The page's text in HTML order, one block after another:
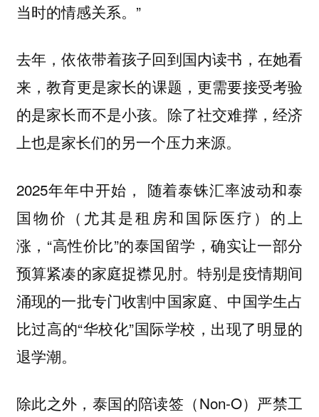
当时的情感关系。”
去年，依依带着孩子回到国内读书，在她看
来，教育更是家长的课题，更需要接受考验
的是家长而不是小孩。除了社交难撑，经济
上也是家长们的另一个压力来源。
2025年年中开始， 随着泰铢汇率波动和泰
国物价（尤其是租房和国际医疗）的上
涨，“高性价比”的泰国留学，确实让一部分
预算紧凑的家庭捉襟见肘。特别是疫情期间
涌现的一批专门收割中国家庭、中国学生占
比过高的“华校化”国际学校，出现了明显的
退学潮。
除此之外，泰国的陪读签（Non-O）严禁工